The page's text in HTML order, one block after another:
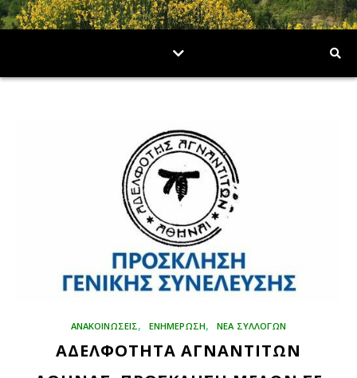
ΑΝΑΚΟΙΝΩΣΕΙΣ, ΕΝΗΜΕΡΩΣΗ, ΝΕΑ ΣΥΛΛΟΓΩΝ
ΑΔΕΛΦΟΤΗΤΑ ΑΓΝΑΝΤΙΤΩΝ